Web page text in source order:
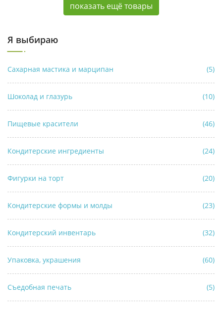
показать ещё товары
Я выбираю
Сахарная мастика и марципан (5)
Шоколад и глазурь (10)
Пищевые красители (46)
Кондитерские ингредиенты (24)
Фигурки на торт (20)
Кондитерские формы и молды (23)
Кондитерский инвентарь (32)
Упаковка, украшения (60)
Съедобная печать (5)